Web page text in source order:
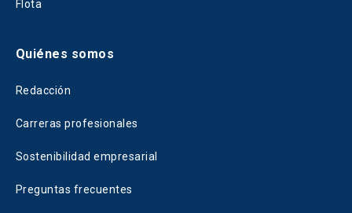
Flota
Quiénes somos
Redacción
Carreras profesionales
Sostenibilidad empresarial
Preguntas frecuentes